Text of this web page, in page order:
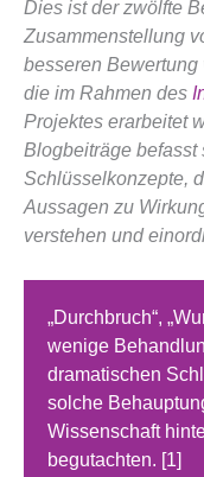
Dies ist der zwölfte
Zusammenstellung
besseren Bewertung
die im Rahmen des
Projektes erarbeitet
Blogbeiträge befasst
Schlüsselkonzepte,
Aussagen zu
verstehen und
„Durchbruch“,
wenige
dramatischen
solche
Wissenschaft
begutachten. [1]